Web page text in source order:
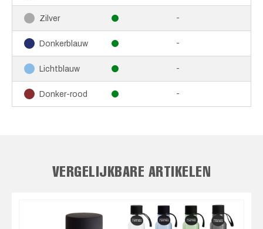
Zilver -
Donkerblauw -
Lichtblauw -
Donker-rood -
VERGELIJKBARE ARTIKELEN